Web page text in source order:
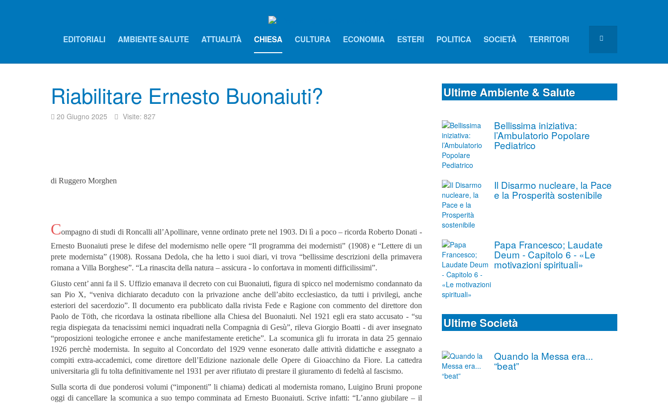
EDITORIALI AMBIENTE SALUTE ATTUALITÀ CHIESA CULTURA ECONOMIA ESTERI POLITICA SOCIETÀ TERRITORI
Riabilitare Ernesto Buonaiuti?
20 Giugno 2025 Visite: 827
di Ruggero Morghen
Compagno di studi di Roncalli all’Apollinare, venne ordinato prete nel 1903. Di lì a poco – ricorda Roberto Donati -
Ernesto Buonaiuti prese le difese del modernismo nelle opere “Il programma dei modernisti” (1908) e “Lettere di un
prete modernista” (1908). Rossana Dedola, che ha letto i suoi diari, vi trova “bellissime descrizioni della primavera
romana a Villa Borghese”. “La rinascita della natura – assicura - lo confortava in momenti difficilissimi”.
Giusto cent’ anni fa il S. Uffizio emanava il decreto con cui Buonaiuti, figura di spicco nel modernismo condannato da
san Pio X, “veniva dichiarato decaduto con la privazione anche dell’abito ecclesiastico, da tutti i privilegi, anche
esteriori del sacerdozio”. Il documento era pubblicato dalla rivista Fede e Ragione con commento del direttore don
Paolo de Töth, che ricordava la ostinata ribellione alla Chiesa del Buonaiuti. Nel 1921 egli era stato accusato - “su
regia dispiegata da tenacissimi nemici inquadrati nella Compagnia di Gesù”, rileva Giorgio Boatti - di aver insegnato
“proposizioni teologiche erronee e anche manifestamente eretiche”. La scomunica gli fu irrorata in data 25 gennaio
1926 perchè modernista. In seguito al Concordato del 1929 venne esonerato dalle attività didattiche e assegnato a
compiti extra-accademici, come direttore dell’Edizione nazionale delle Opere di Gioacchino da Fiore. La cattedra
universitaria gli fu tolta definitivamente nel 1931 per aver rifiutato di prestare il giuramento di fedeltà al fascismo.
Sulla scorta di due ponderosi volumi (“imponenti” li chiama) dedicati al modernista romano, Luigino Bruni propone
oggi di cancellare la scomunica a suo tempo comminata ad Ernesto Buonaiuti. Scrive infatti: “L’anno giubilare – il
Ultime Ambiente & Salute
Bellissima iniziativa:
l’Ambulatorio Popolare
Pediatrico
Il Disarmo nucleare, la Pace
e la Prosperità sostenibile
Papa Francesco; Laudate
Deum - Capitolo 6 - «Le
motivazioni spirituali»
Ultime Società
Quando la Messa era...
“beat”